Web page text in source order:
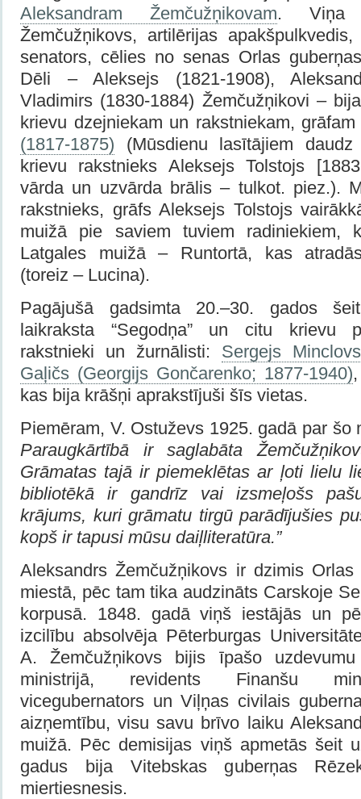
Aleksandram Žemčužņikovam. Viņa
Žemčužņikovs, artilērijas
senators, cēlies no senas Orlas
Dēli – Aleksejs (1821-1908),
Vladimirs (1830-1884) Žemčužņikovi –
krievu dzejniekam un rakstniekam, grāfam
(1817-1875) (Mūsdienu lasītājiem
krievu rakstnieks Aleksejs Tolstojs
vārda un uzvārda brālis – tulkot. piez.).
rakstnieks, grāfs Aleksejs Tolstojs
muižā pie saviem tuviem radiniekiem,
Latgales muižā – Runtortā, kas
(toreiz – Lucina).
Pagājušā gadsimta 20.–30. gados
laikraksta “Segodņa” un citu krievu
rakstnieki un žurnālisti: Sergejs
Gaļičs (Georgijs Gončarenko; 1877-1940)
kas bija krāšņi aprakstījuši šīs vietas.
Piemēram, V. Ostuževs 1925. gadā par
Paraugkārtībā ir saglabāta
Grāmatas tajā ir piemeklētas ar ļoti lielu
bibliotēkā ir gandrīz vai izsmeļošs
krājums, kuri grāmatu tirgū parādījušies
kopš ir tapusi mūsu daiļliteratūra.”
Aleksandrs Žemčužņikovs ir dzimis
miestā, pēc tam tika audzināts Carskoje
korpusā. 1848. gadā viņš iestājās un
izcilību absolvēja Pēterburgas
A. Žemčužņikovs bijis īpašo
ministrijā, revidents Finanšu
vicegubernators un Viļņas civilais
aizņemtību, visu savu brīvo laiku
muižā. Pēc demisijas viņš apmetās šeit
gadus bija Vitebskas guberņas
miertiesnesis.